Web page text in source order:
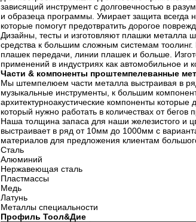
зависящий инструмент с долговечностью в
и образеца программы. Умирает защита всегда
которые помогут предотвратить дорогое
Дизайны, тесты и изготовляют плашки металла
средства к большим сложным системам
плашек передачи, линии плашек и больше.
применений в индустриях как автомобильное и
Части & компоненты проштемпелеванные
Мы штемпелюем части металла выстраивая в
музыкальные инструменты, к большим
архитектурноакустические компоненты
который нужно работать в количествах от
Наша толщина запаса для наши железистого и
выстраивает в ряд от 10мм до 1000мм с
материалов для предложения клиентам
Сталь
Алюминий
Нержавеющая сталь
Пластмассы
Медь
Латунь
Металлы специальности
Профиль Тоол&Дие